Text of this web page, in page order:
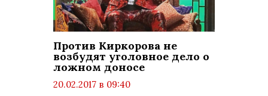
Против Киркорова не
возбудят уголовное дело о
ложном доносе
20.02.2017 в 09:40